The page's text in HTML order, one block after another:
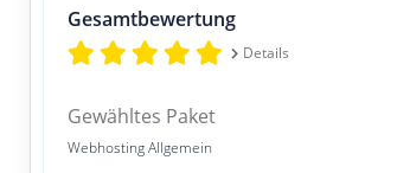
Gesamtbewertung
Details
Gewähltes Paket
Webhosting Allgemein